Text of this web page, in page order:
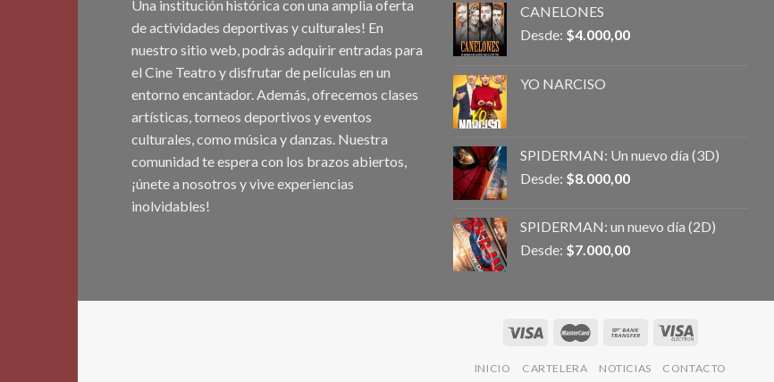
Una institución histórica con una amplia oferta
de actividades deportivas y culturales! En
nuestro sitio web, podrás adquirir entradas para
el Cine Teatro y disfrutar de películas en un
entorno encantador. Además, ofrecemos clases
artísticas, torneos deportivos y eventos
culturales, como música y danzas. Nuestra
comunidad te espera con los brazos abiertos,
¡únete a nosotros y vive experiencias
inolvidables!
CANELONES
Desde: $4.000,00
YO NARCISO
SPIDERMAN: Un nuevo día (3D)
Desde: $8.000,00
SPIDERMAN: un nuevo día (2D)
Desde: $7.000,00
INICIO CARTELERA NOTICIAS CONTACTO